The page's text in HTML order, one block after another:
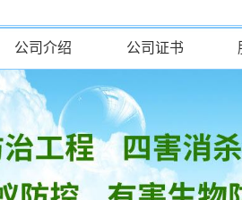
公司介绍 公司证书